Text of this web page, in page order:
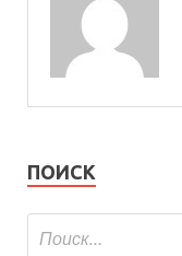
ПОИСК